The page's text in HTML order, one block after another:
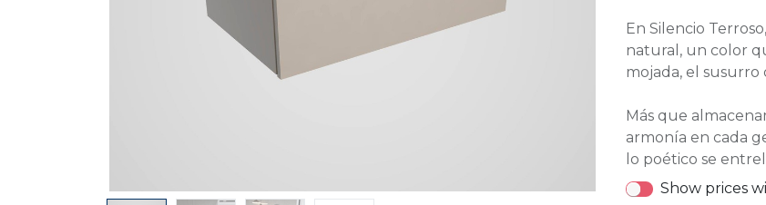
En Silencio
natural, un color
mojada, el
Más que
armonía en cada
lo poético se
Show prices